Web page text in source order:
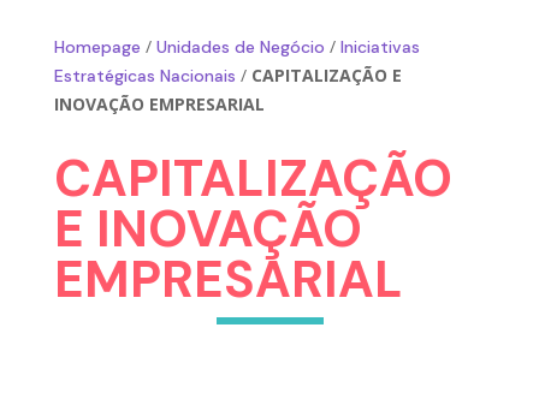
Homepage / Unidades de Negócio / Iniciativas
Estratégicas Nacionais / CAPITALIZAÇÃO E
INOVAÇÃO EMPRESARIAL
CAPITALIZAÇÃO
E INOVAÇÃO
EMPRESARIAL